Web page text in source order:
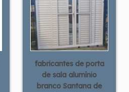
fabricantes de porta
de sala alumínio
branco Santana de